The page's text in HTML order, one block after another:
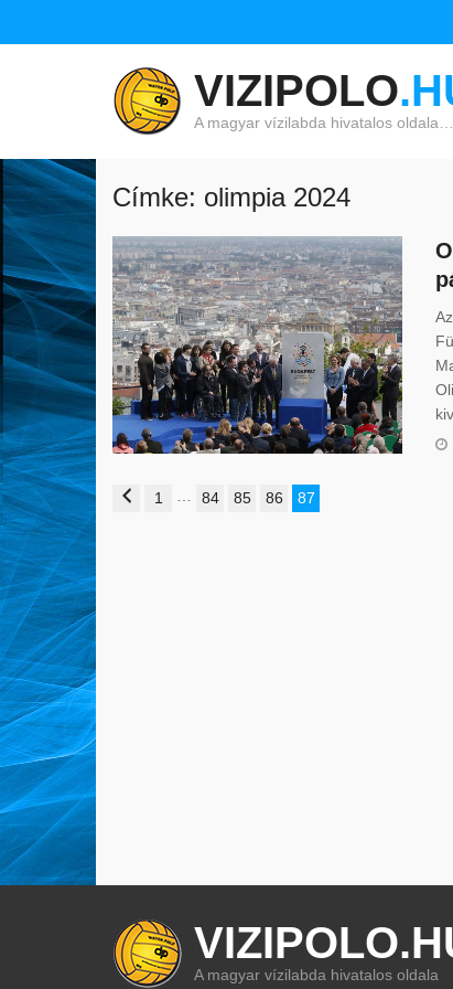
VIZIPOLO
A magyar vízilabda hivatalos oldala…
Címke: olimpia 2024
1 84 85 86 87
A magyar vízilabda hivatalos oldala